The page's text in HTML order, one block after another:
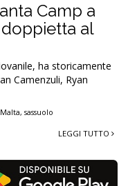
Camp a
al
ha storicamente
Camenzuli, Ryan
Malta, sassuolo
LEGGI TUTTO